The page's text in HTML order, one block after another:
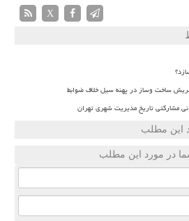
X
ساخت وساز در پهنه سیل خلاف ضوابط
مشارکتی تاریخ مدیریت شهری تهران
این مطلب
در مورد این مطلب